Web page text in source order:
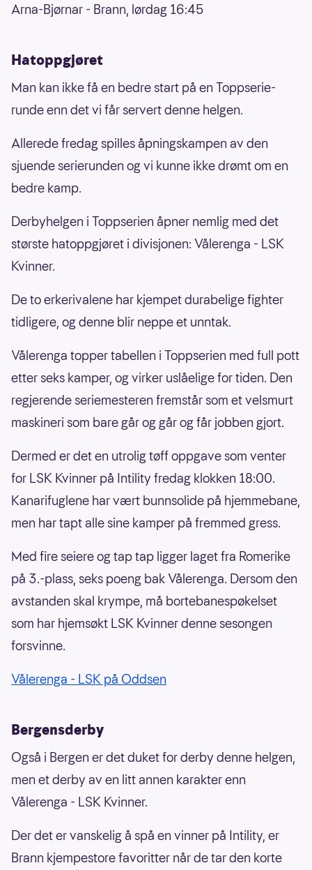
Arna-Bjørnar - Brann, lørdag 16:45
Hatoppgjøret
Man kan ikke få en bedre start på en Toppserie-
runde enn det vi får servert denne helgen.
Allerede fredag spilles åpningskampen av den
sjuende serierunden og vi kunne ikke drømt om en
bedre kamp.
Derbyhelgen i Toppserien åpner nemlig med det
største hatoppgjøret i divisjonen: Vålerenga - LSK
Kvinner.
De to erkerivalene har kjempet durabelige fighter
tidligere, og denne blir neppe et unntak.
Vålerenga topper tabellen i Toppserien med full pott
etter seks kamper, og virker uslåelige for tiden. Den
regjerende seriemesteren fremstår som et velsmurt
maskineri som bare går og går og får jobben gjort.
Dermed er det en utrolig tøff oppgave som venter
for LSK Kvinner på Intility fredag klokken 18:00.
Kanarifuglene har vært bunnsolide på hjemmebane,
men har tapt alle sine kamper på fremmed gress.
Med fire seiere og tap tap ligger laget fra Romerike
på 3.-plass, seks poeng bak Vålerenga. Dersom den
avstanden skal krympe, må bortebanespøkelset
som har hjemsøkt LSK Kvinner denne sesongen
forsvinne.
Vålerenga - LSK på Oddsen
Bergensderby
Også i Bergen er det duket for derby denne helgen,
men et derby av en litt annen karakter enn
Vålerenga - LSK Kvinner.
Der det er vanskelig å spå en vinner på Intility, er
Brann kjempestore favoritter når de tar den korte